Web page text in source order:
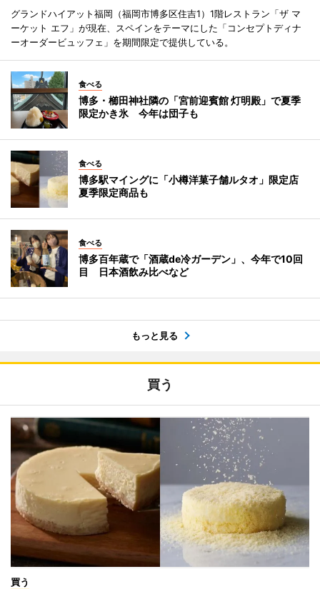
グランドハイアット福岡（福岡市博多区住吉1）1階レストラン「ザ マ
ーケット エフ」が現在、スペインをテーマにした「コンセプトディナ
ーオーダービュッフェ」を期間限定で提供している。
食べる
博多・櫛田神社隣の「宮前迎賓館 灯明殿」で夏季
限定かき氷 今年は団子も
食べる
博多駅マイングに「小樽洋菓子舗ルタオ」限定店
夏季限定商品も
食べる
博多百年蔵で「酒蔵de冷ガーデン」、今年で10回
目 日本酒飲み比べなど
もっと見る
買う
買う